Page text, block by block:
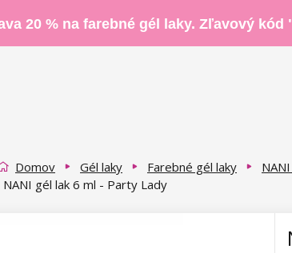
20 % na farebné gél laky. Zľavový kód
Domov Gél laky Farebné gél laky
NANI gél lak 6 ml - Party Lady